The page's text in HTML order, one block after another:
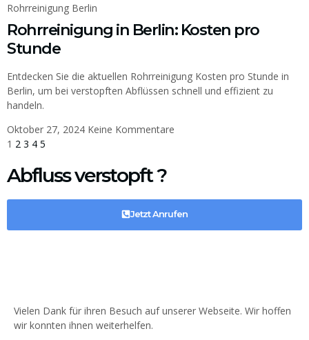
Rohrreinigung Berlin
Rohrreinigung in Berlin: Kosten pro
Stunde
Entdecken Sie die aktuellen Rohrreinigung Kosten pro Stunde in
Berlin, um bei verstopften Abflüssen schnell und effizient zu
handeln.
Oktober 27, 2024 Keine Kommentare
1 2 3 4 5
Abfluss verstopft ?
Jetzt Anrufen
Vielen Dank für ihren Besuch auf unserer Webseite. Wir hoffen
wir konnten ihnen weiterhelfen.